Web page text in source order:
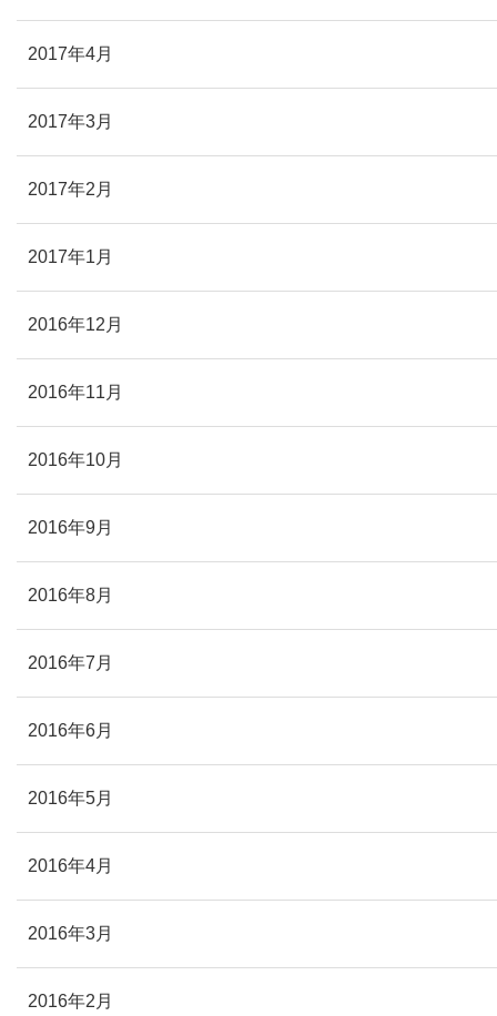
2017年4月
2017年3月
2017年2月
2017年1月
2016年12月
2016年11月
2016年10月
2016年9月
2016年8月
2016年7月
2016年6月
2016年5月
2016年4月
2016年3月
2016年2月